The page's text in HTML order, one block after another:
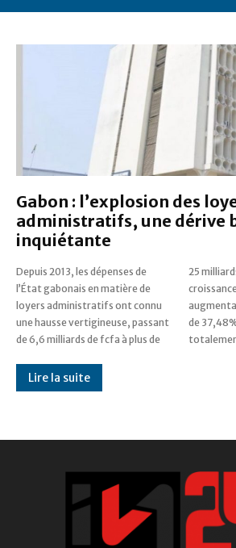
Gabon : l’explosion des
administratifs, une dérive
inquiétante
Depuis 2013, les dépenses de
l’État gabonais en matière de
loyers administratifs ont connu
une hausse vertigineuse, passant
de 6,6 milliards de fcfa à plus de
25 milliards de fcfa en 2025. Cette
croissance représente une
augmentation annuelle moyenne
de 37,48%, un rythme
Lire la suite